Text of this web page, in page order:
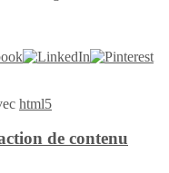
html5
de contenu